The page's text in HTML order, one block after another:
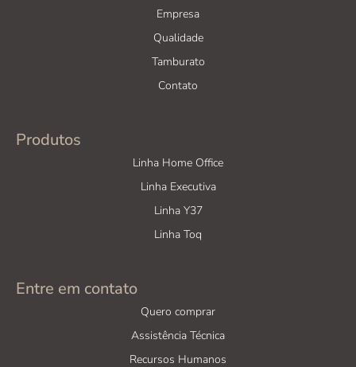
Empresa
Qualidade
Tamburato
Contato
Produtos
Linha Home Office
Linha Executiva
Linha Y37
Linha Toq
Entre em contato
Quero comprar
Assistência Técnica
Recursos Humanos